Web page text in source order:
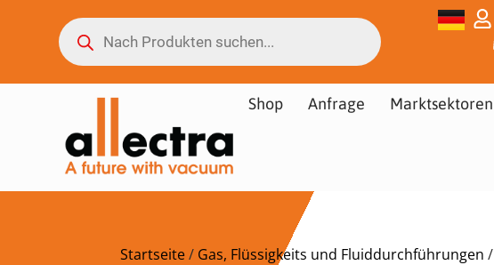
Shop Anfrage Marktsektoren
Startseite/ Gas, Flüssigkeits und Fluiddurchführungen /